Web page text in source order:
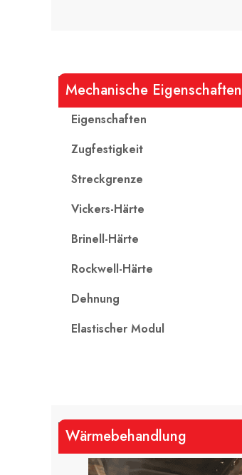
Mechanische Eigenschaften
Eigenschaften
Zugfestigkeit
Streckgrenze
Vickers-Härte
Brinell-Härte
Rockwell-Härte
Dehnung
Elastischer Modul
Wärmebehandlung